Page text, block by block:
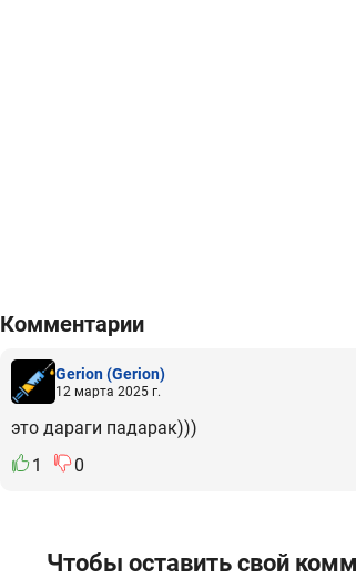
Комментарии
Gerion(Gerion)
12 марта 2025 г.
это дараги падарак)))
1
0
Чтобы оставить свой